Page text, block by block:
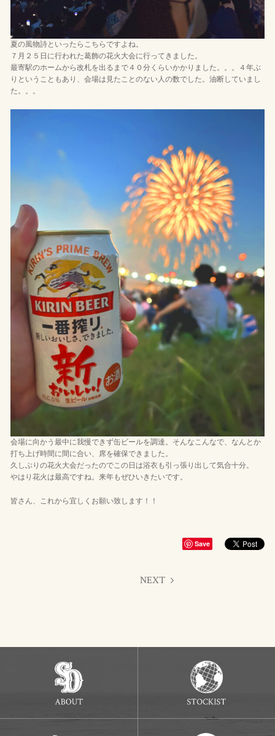
夏の風物詩といったらこちらですよね。
７月２５日に行われた葛飾の花火大会に行ってきました。
最寄駅のホームから改札を出るまで４０分くらいかかりました。。。４年ぶ
りということもあり、会場は見たことのない人の数でした。油断していまし
た。。。
会場に向かう最中に我慢できず缶ビールを調達。そんなこんなで、なんとか
打ち上げ時間に間に合い、席を確保できました。
久しぶりの花火大会だったのでこの日は浴衣も引っ張り出して気合十分。
やはり花火は最高ですね。来年もぜひいきたいです。
皆さん、これから宜しくお願い致します！！
Save
NEXT